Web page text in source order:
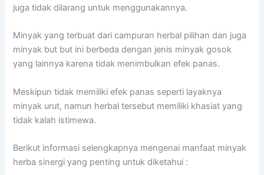
juga tidak dilarang untuk menggunakannya.
Minyak yang terbuat dari campuran herbal pilihan dan juga
minyak but but ini berbeda dengan jenis minyak gosok
yang lainnya karena tidak menimbulkan efek panas.
Meskipun tidak memiliki efek panas seperti layaknya
minyak urut, namun herbal tersebut memiliki khasiat yang
tidak kalah istimewa.
Berikut informasi selengkapnya mengenai manfaat minyak
herba sinergi yang penting untuk diketahui :